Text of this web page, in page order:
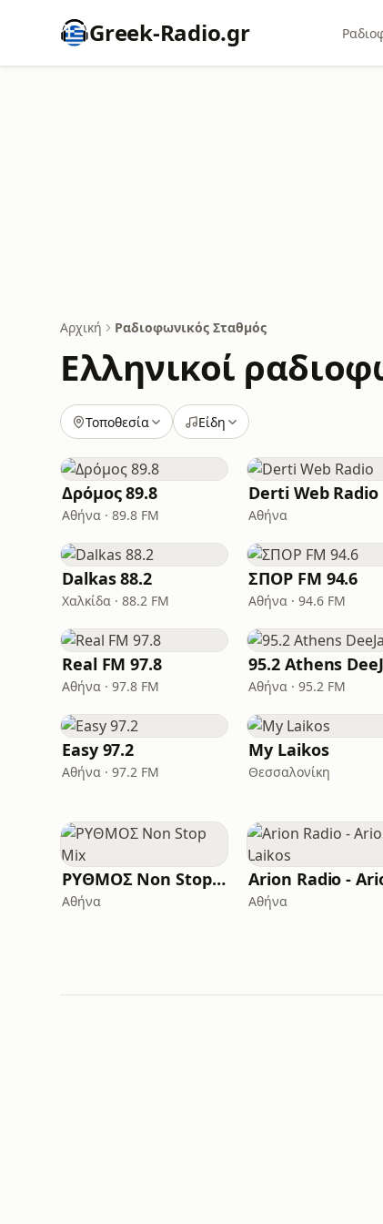
Greek-Radio.gr
Αρχική Ραδιοφωνικός Σταθμός
Ελληνικοί
Τοποθεσία Είδη
Δρόμος 89.8
Αθήνα · 89.8 FM
Derti Web Radio
Αθήνα
Dalkas 88.2
Χαλκίδα · 88.2 FM
ΣΠΟΡ FM 94.6
Αθήνα · 94.6 FM
Real FM 97.8
Αθήνα · 97.8 FM
95.2 Athens
Αθήνα · 95.2 FM
Easy 97.2
Αθήνα · 97.2 FM
My Laikos
Θεσσαλονίκη
ΡΥΘΜΟΣ Non Stop Mix
Αθήνα Αθήνα